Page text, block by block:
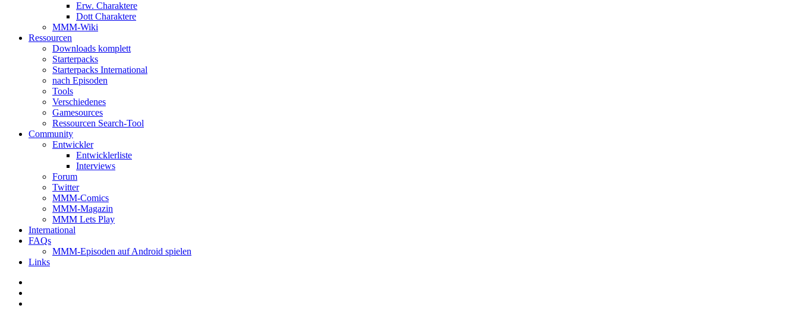
Erw. Charaktere
Dott Charaktere
MMM-Wiki
Ressourcen
Downloads komplett
Starterpacks
Starterpacks International
nach Episoden
Tools
Verschiedenes
Gamesources
Ressourcen Search-Tool
Community
Entwickler
Entwicklerliste
Interviews
Forum
Twitter
MMM-Comics
MMM-Magazin
MMM Lets Play
International
FAQs
MMM-Episoden auf Android spielen
Links